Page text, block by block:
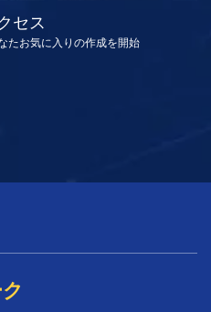
セス
たお気に入りの作成を開始